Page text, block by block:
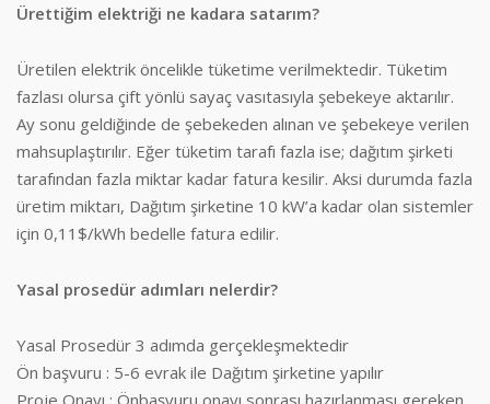
Ürettiğim elektriği ne kadara satarım?
Üretilen elektrik öncelikle tüketime verilmektedir. Tüketim
fazlası olursa çift yönlü sayaç vasıtasıyla şebekeye aktarılır.
Ay sonu geldiğinde de şebekeden alınan ve şebekeye verilen
mahsuplaştırılır. Eğer tüketim tarafı fazla ise; dağıtım şirketi
tarafından fazla miktar kadar fatura kesilir. Aksi durumda fazla
üretim miktarı, Dağıtım şirketine 10 kW’a kadar olan sistemler
için 0,11$/kWh bedelle fatura edilir.
Yasal prosedür adımları nelerdir?
Yasal Prosedür 3 adımda gerçekleşmektedir
Ön başvuru : 5-6 evrak ile Dağıtım şirketine yapılır
Proje Onayı : Önbaşvuru onayı sonrası hazırlanması gereken